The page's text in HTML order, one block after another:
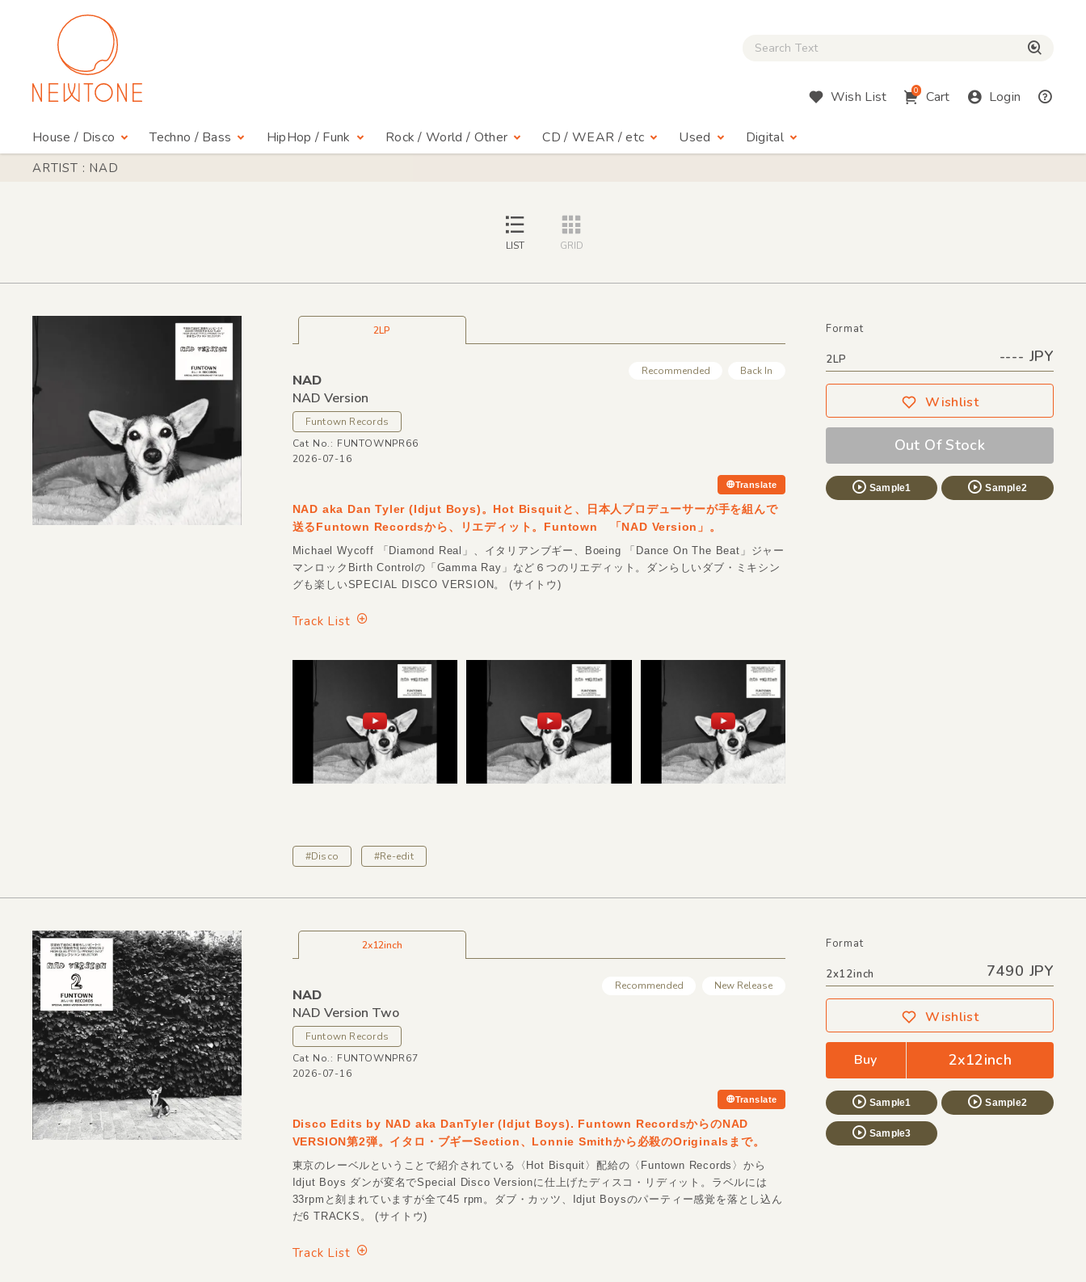
Close Search box
Wish List 0 Cart Login
House / Disco Techno / Bass HipHop / Funk Rock / World / Other CD / WEAR / etc Used Digital
ARTIST : NAD
LIST GRID
2LP
Recommended Back In
NAD
NAD Version
Funtown Records
Cat No.: FUNTOWNPR66
2026-07-16
Translate
Format
2LP ---- JPY
Wishlist
Out Of Stock
Sample1 Sample2
NAD aka Dan Tyler (Idjut Boys)。Hot Bisquitと、日本人プロデューサーが手を組んで
送るFuntown Recordsから、リエディット。Funtown 「NAD Version」。
Michael Wycoff 「Diamond Real」、イタリアンブギー、Boeing 「Dance On The Beat」ジャー
マンロックBirth Controlの「Gamma Ray」など６つのリエディット。ダンらしいダブ・ミキシン
グも楽しいSPECIAL DISCO VERSION。 (サイトウ)
Track List
#Disco #Re-edit
2x12inch
Recommended New Release
NAD
NAD Version Two
Funtown Records
Cat No.: FUNTOWNPR67
2026-07-16
Translate
Format
2x12inch 7490 JPY
Wishlist
Buy 2x12inch
Sample1 Sample2
Sample3
Disco Edits by NAD aka DanTyler (Idjut Boys). Funtown RecordsからのNAD
VERSION第2弾。イタロ・ブギーSection、Lonnie Smithから必殺のOriginalsまで。
東京のレーベルということで紹介されている〈Hot Bisquit〉配給の〈Funtown Records〉から
Idjut Boys ダンが変名でSpecial Disco Versionに仕上げたディスコ・リディット。ラベルには
33rpmと刻まれていますが全て45 rpm。ダブ・カッツ、Idjut Boysのパーティー感覚を落とし込ん
だ6 TRACKS。 (サイトウ)
Track List